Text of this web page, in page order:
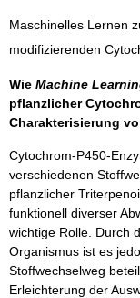
Maschinelles Lernen
modifizierenden
Wie Machine
pflanzlicher
Charakterisierung
Cytochrom-P450-
verschiedenen
pflanzlicher
funktionell diverser
wichtige Rolle. Durch
Organismus ist es
Stoffwechselweg
Erleichterung der